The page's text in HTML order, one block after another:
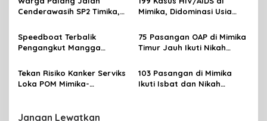
o
Jalan Kreasi HUT ke-81 RI
Rakyat
Cenderawasih SP2 Timika,
Pemicunya
Mimika, Didominasi Usia
Speedboat Terbalik
Pengangkut Mangga
75 Pasangan OAP di Mimika
Timur Jauh Ikuti Nikah
Tekan Risiko Kanker Serviks
Loka POM Mimika-
103 Pasangan di Mimika
Ikuti Isbat dan Nikah
Jangan Lewatkan